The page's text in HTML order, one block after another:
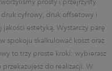
druk cyfrowy, druk offsetowy i
estetyką. Wystarczy parę
spokoju skalkulować koszt oraz
to trzy proste kroki: wybierasz
do realizacji. W